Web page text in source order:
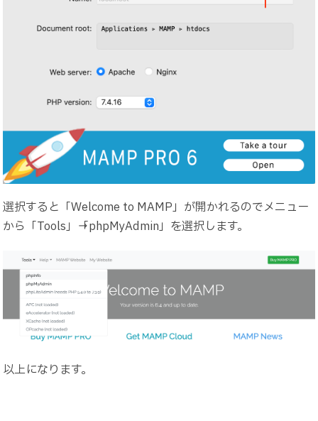
選択すると「Welcome to MAMP」が開かれるのでメニュー
から「Tools」→「phpMyAdmin」を選択します。
以上になります。